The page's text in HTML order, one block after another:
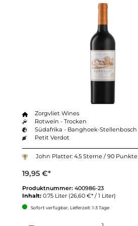
Zorgvliet Wines
Rotwein - Trocken
Südafrika - Banghoek-Stellenbosch
Petit Verdot
John Platter: 4.5 Sterne / 90 Punkte
19,95 €*
Produktnummer: 400986-23
Inhalt: 0.75 Liter (26,60 €* / 1 Liter)
Sofort verfügbar, Lieferzeit: 1-3 Tage